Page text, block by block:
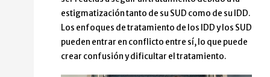
estigmatización tanto de su SUD como de su IDD.
Los enfoques de tratamiento de los IDD y los SUD
pueden entrar en conflicto entre sí, lo que puede
crear confusión y dificultar el tratamiento.